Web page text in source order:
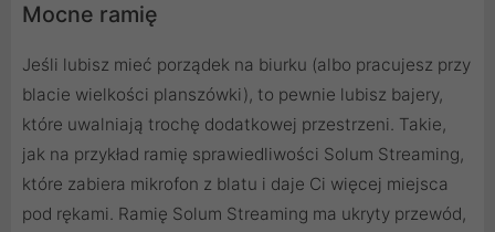
Mocne ramię
Jeśli lubisz mieć porządek na biurku (albo pracujesz przy
blacie wielkości planszówki), to pewnie lubisz bajery,
które uwalniają trochę dodatkowej przestrzeni. Takie,
jak na przykład ramię sprawiedliwości Solum Streaming,
które zabiera mikrofon z blatu i daje Ci więcej miejsca
pod rękami. Ramię Solum Streaming ma ukryty przewód,